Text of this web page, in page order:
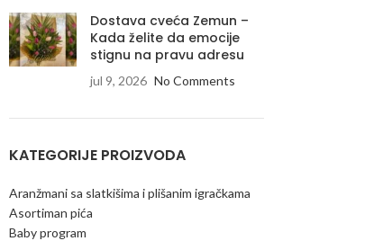
Dostava cveća Zemun –
Kada želite da emocije
stignu na pravu adresu
jul 9, 2026 No Comments
KATEGORIJE PROIZVODA
Aranžmani sa slatkišima i plišanim igračkama
Asortiman pića
Baby program